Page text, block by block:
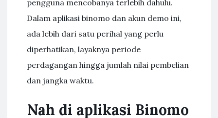
pengguna mencobanya terlebih dahulu.
Dalam aplikasi binomo dan akun demo ini,
ada lebih dari satu perihal yang perlu
diperhatikan, layaknya periode
perdagangan hingga jumlah nilai pembelian
dan jangka waktu.
Nah di aplikasi Binomo